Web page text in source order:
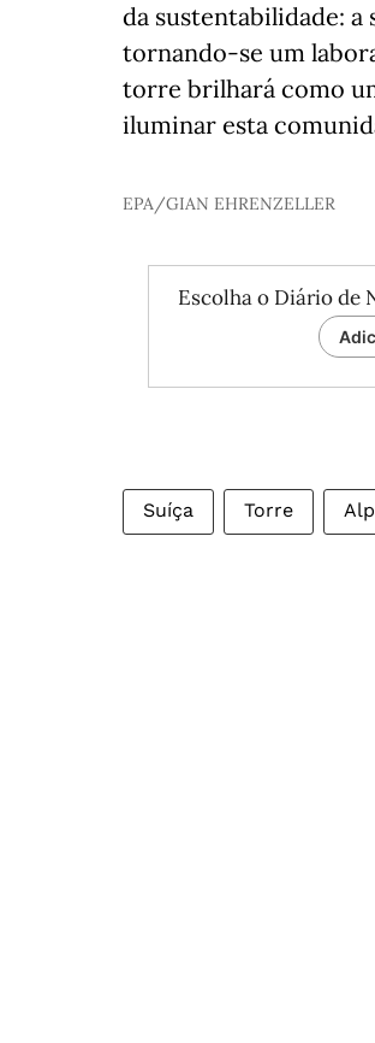
da sustentabilidade: a
tornando-se um
torre brilhará como
iluminar esta
EPA/GIAN EHRENZELLER
Escolha o Diário de
Suíça Torre